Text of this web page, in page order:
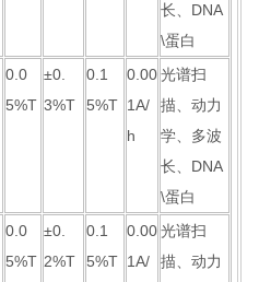
长、DNA
\蛋白
0.0
5%T
±0.
3%T
0.1
5%T
0.00
1A/
h
光谱扫
描、动力
学、多波
长、DNA
\蛋白
0.0
5%T
±0.
2%T
0.1
5%T
0.00
1A/
光谱扫
描、动力